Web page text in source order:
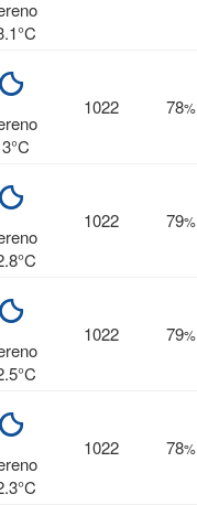
1022 78%
1022 79%
1022 79%
1022 78%